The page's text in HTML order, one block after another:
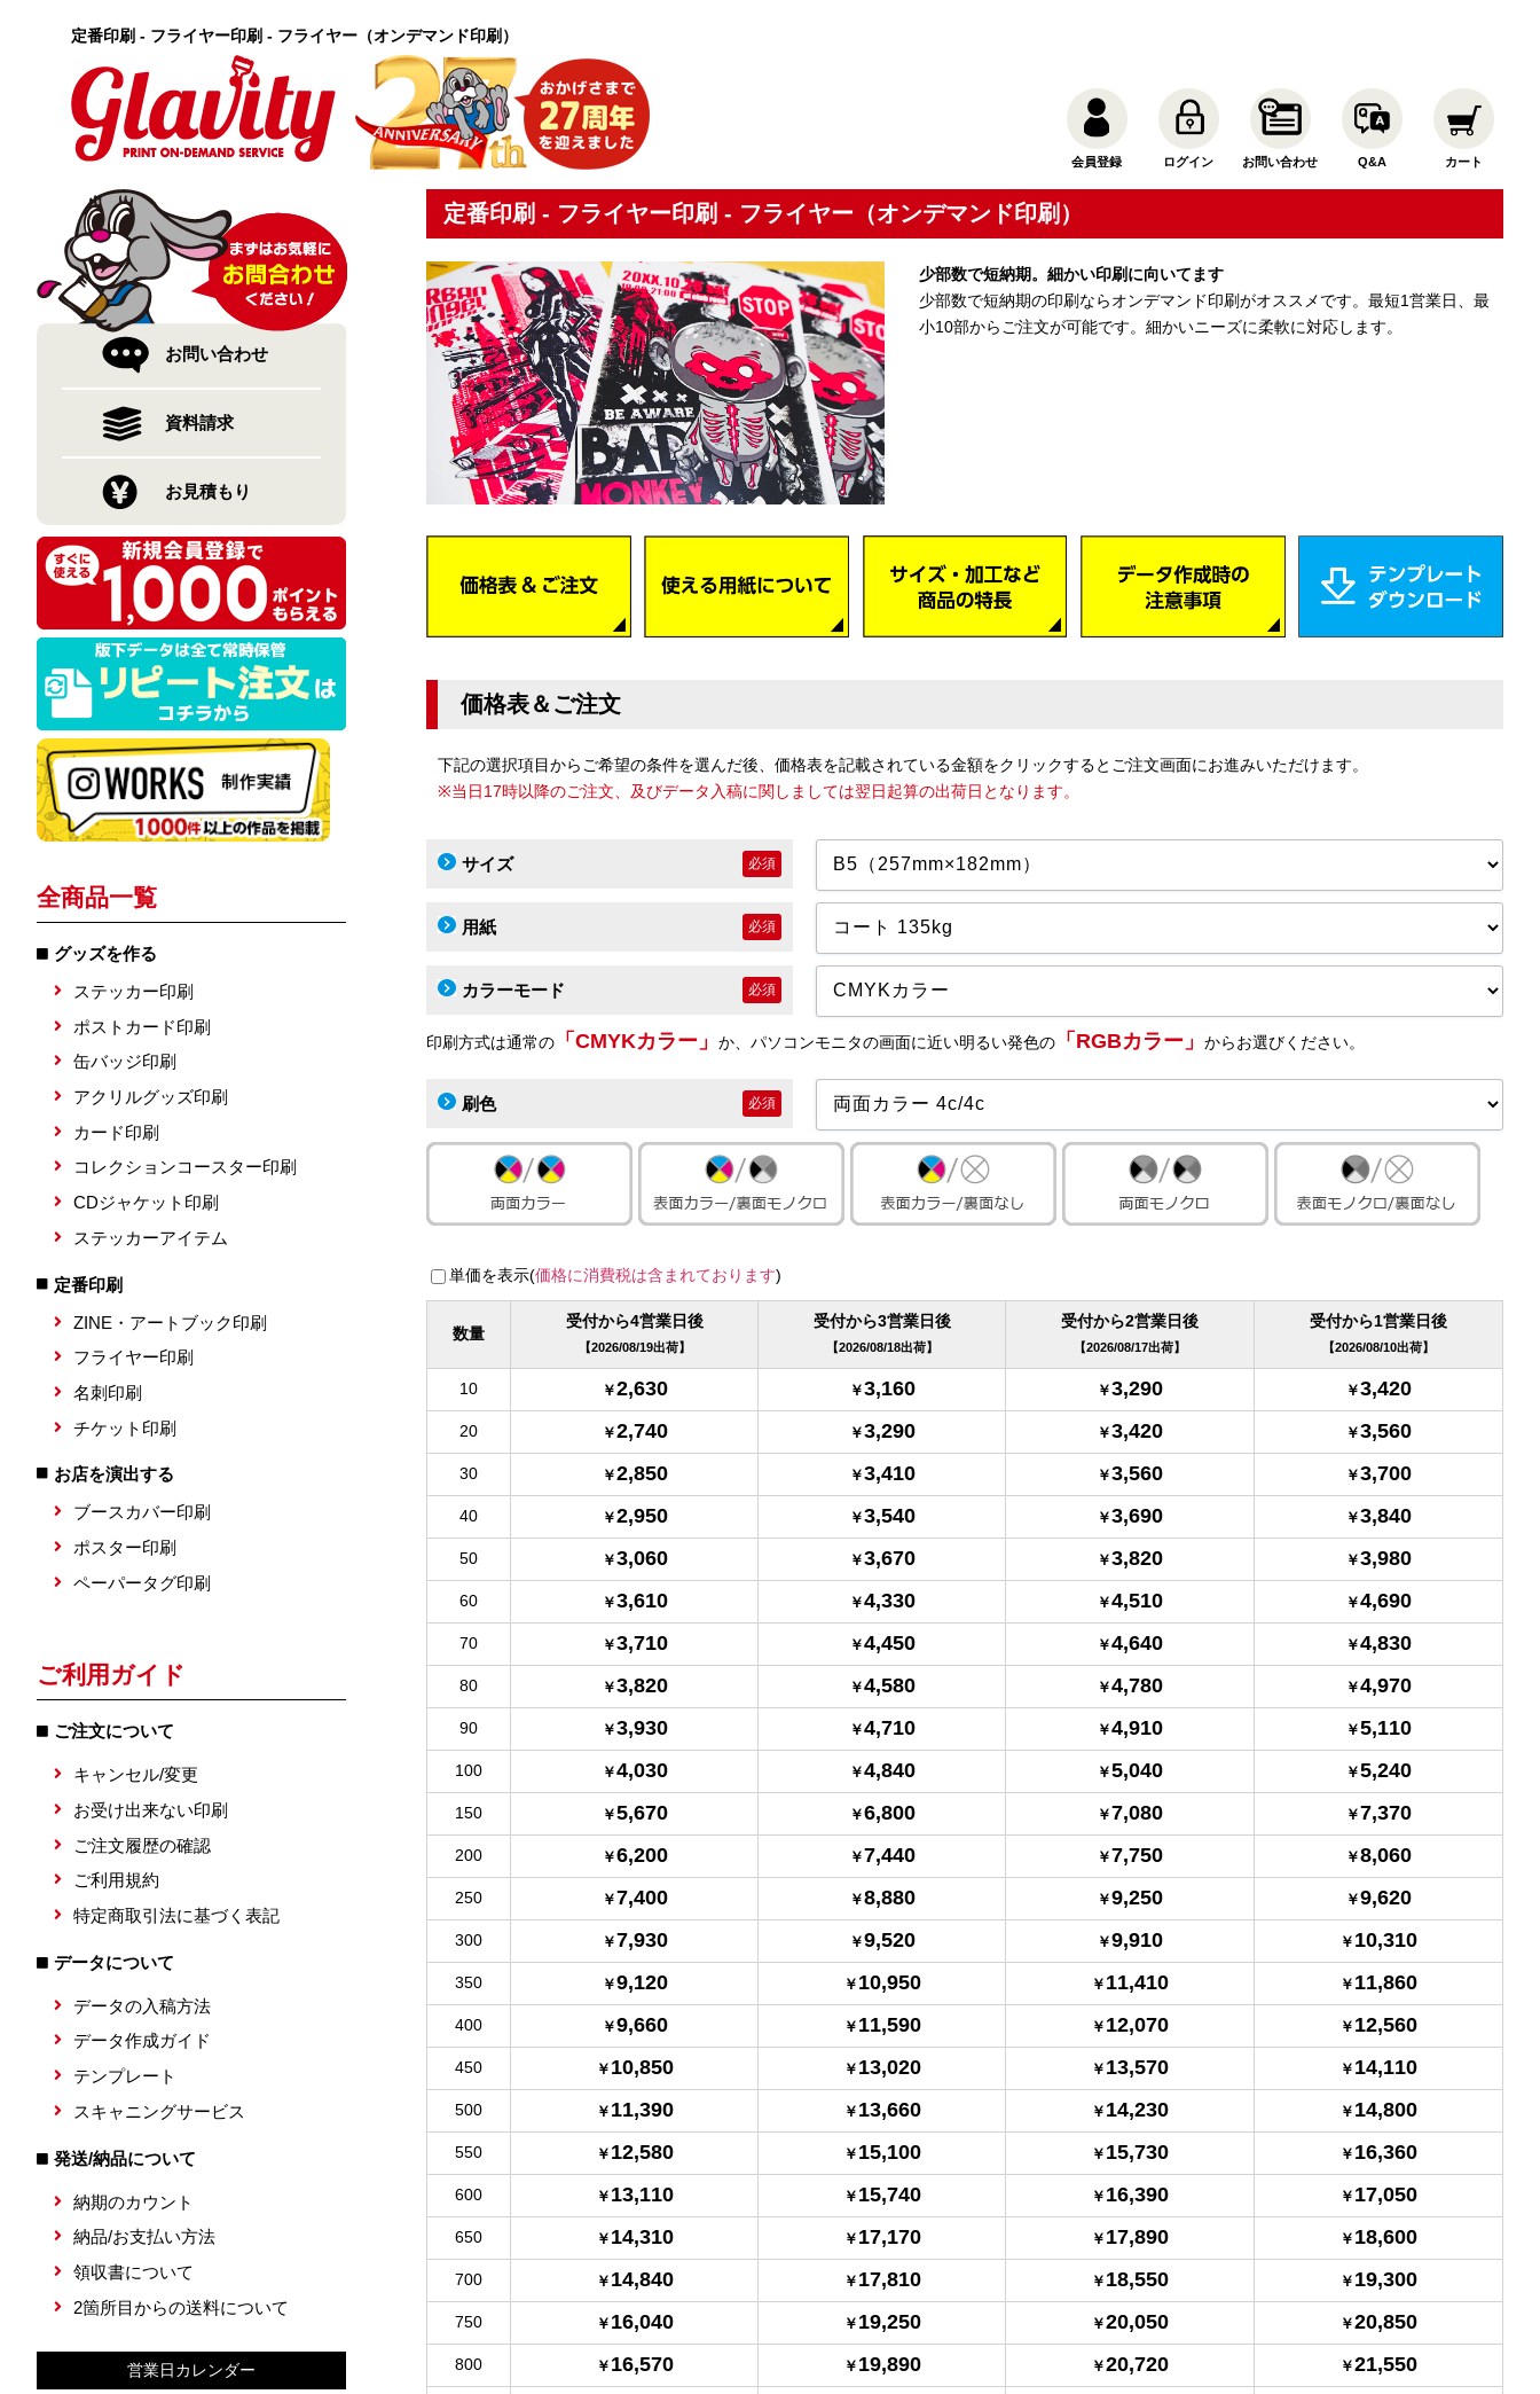
定番印刷 - フライヤー印刷 - フライヤー（オンデマンド印刷）
会員登録 ログイン お問い合わせ Q&A カート
お問い合わせ
資料請求
お見積もり
全商品一覧
グッズを作る
ステッカー印刷
ポストカード印刷
缶バッジ印刷
アクリルグッズ印刷
カード印刷
コレクションコースター印刷
CDジャケット印刷
ステッカーアイテム
定番印刷
ZINE・アートブック印刷
フライヤー印刷
名刺印刷
チケット印刷
お店を演出する
ブースカバー印刷
ポスター印刷
ペーパータグ印刷
ご利用ガイド
ご注文について
キャンセル/変更
お受け出来ない印刷
ご注文履歴の確認
ご利用規約
特定商取引法に基づく表記
データについて
データの入稿方法
データ作成ガイド
テンプレート
スキャニングサービス
発送/納品について
納期のカウント
納品/お支払い方法
領収書について
2箇所目からの送料について
営業日カレンダー
定番印刷 - フライヤー印刷 - フライヤー（オンデマンド印刷）
少部数で短納期。細かい印刷に向いてます
少部数で短納期の印刷ならオンデマンド印刷がオススメです。最短1営業日、最
小10部からご注文が可能です。細かいニーズに柔軟に対応します。
価格表＆ご注文
下記の選択項目からご希望の条件を選んだ後、価格表を記載されている金額をクリックするとご注文画面にお進みいただけます。
※当日17時以降のご注文、及びデータ入稿に関しましては翌日起算の出荷日となります。
サイズ 必須
用紙 必須
カラーモード 必須
印刷方式は通常の 「CMYKカラー」 か、パソコンモニタの画面に近い明るい発色の 「RGBカラー」 からお選びください。
刷色 必須
単価を表示(価格に消費税は含まれております)
数量
受付から4営業日後
2026/08/19出荷
受付から3営業日後
2026/08/18出荷
受付から2営業日後
2026/08/17出荷
受付から1営業日後
2026/08/10出荷
10 2,630 3,160 3,290 3,420
20 2,740 3,290 3,420 3,560
30 2,850 3,410 3,560 3,700
40 2,950 3,540 3,690 3,840
50 3,060 3,670 3,820 3,980
60 3,610 4,330 4,510 4,690
70 3,710 4,450 4,640 4,830
80 3,820 4,580 4,780 4,970
90 3,930 4,710 4,910 5,110
100 4,030 4,840 5,040 5,240
150 5,670 6,800 7,080 7,370
200 6,200 7,440 7,750 8,060
250 7,400 8,880 9,250 9,620
300 7,930 9,520 9,910 10,310
350 9,120 10,950 11,410 11,860
400 9,660 11,590 12,070 12,560
450 10,850 13,020 13,570 14,110
500 11,390 13,660 14,230 14,800
550 12,580 15,100 15,730 16,360
600 13,110 15,740 16,390 17,050
650 14,310 17,170 17,890 18,600
700 14,840 17,810 18,550 19,300
750 16,040 19,250 20,050 20,850
800 16,570 19,890 20,720 21,550